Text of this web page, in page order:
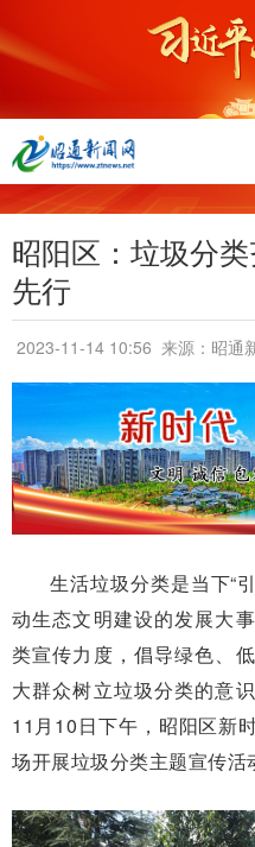
昭阳区：垃圾分
先行
2023-11-14 10:56 来源：昭通
生活垃圾分类是当下“
动生态文明建设的发展大
类宣传力度，倡导绿色、
大群众树立垃圾分类的意
11月10日下午，昭阳区新
场开展垃圾分类主题宣传活